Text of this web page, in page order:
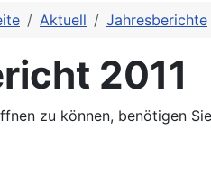
Aktuell Jahresberichte
2011
zu können, benötigen